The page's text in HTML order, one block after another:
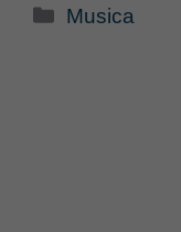
Categorie
Musica